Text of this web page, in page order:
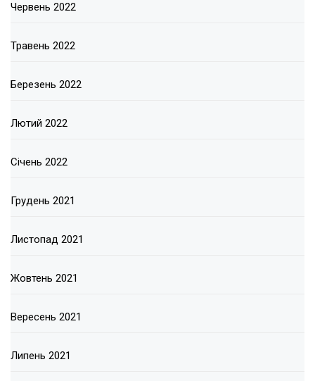
Червень 2022
Травень 2022
Березень 2022
Лютий 2022
Січень 2022
Грудень 2021
Листопад 2021
Жовтень 2021
Вересень 2021
Липень 2021